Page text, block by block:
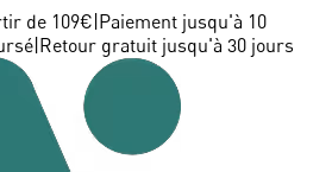
de 109€ Paiement jusqu'à 10
Retour gratuit jusqu'à 30 jours